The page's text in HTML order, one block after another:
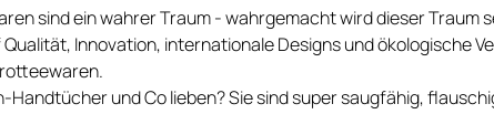
sind ein wahrer Traum - wahrgemacht wird dieser
Innovation, internationale Designs und ökologische
Handtücher und Co lieben? Sie sind super saugfähig,